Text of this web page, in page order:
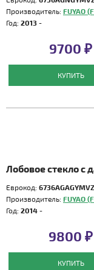
Производитель: FUYAO
Год: 2013 -
9700 ₽
КУПИТЬ
Лобовое стекло с
Еврокод: 6736AGAGYMVZ
Производитель: FUYAO
Год: 2014 -
9800 ₽
КУПИТЬ